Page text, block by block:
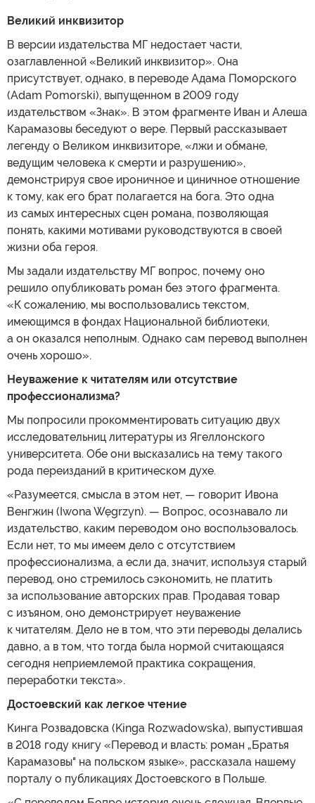
Великий инквизитор
В версии издательства МГ недостает части,
озаглавленной «Великий инквизитор». Она
присутствует, однако, в переводе Адама Поморского
(Adam Pomorski), выпущенном в 2009 году
издательством «Знак». В этом фрагменте Иван и Алеша
Карамазовы беседуют о вере. Первый рассказывает
легенду о Великом инквизиторе, «лжи и обмане,
ведущим человека к смерти и разрушению»,
демонстрируя свое ироничное и циничное отношение
к тому, как его брат полагается на бога. Это одна
из самых интересных сцен романа, позволяющая
понять, какими мотивами руководствуются в своей
жизни оба героя.
Мы задали издательству МГ вопрос, почему оно
решило опубликовать роман без этого фрагмента.
«К сожалению, мы воспользовались текстом,
имеющимся в фондах Национальной библиотеки,
а он оказался неполным. Однако сам перевод выполнен
очень хорошо».
Неуважение к читателям или отсутствие
профессионализма?
Мы попросили прокомментировать ситуацию двух
исследовательниц литературы из Ягеллонского
университета. Обе они высказались на тему такого
рода переизданий в критическом духе.
«Разумеется, смысла в этом нет, — говорит Ивона
Венгжин (Iwona Węgrzyn). — Вопрос, осознавало ли
издательство, каким переводом оно воспользовалось.
Если нет, то мы имеем дело с отсутствием
профессионализма, а если да, значит, используя старый
перевод, оно стремилось сэкономить, не платить
за использование авторских прав. Продавая товар
с изъяном, оно демонстрирует неуважение
к читателям. Дело не в том, что эти переводы делались
давно, а в том, что тогда была нормой считающаяся
сегодня неприемлемой практика сокращения,
переработки текста».
Достоевский как легкое чтение
Кинга Розвадовска (Kinga Rozwadowska), выпустившая
в 2018 году книгу «Перевод и власть: роман „Братья
Карамазовы" на польском языке», рассказала нашему
порталу о публикациях Достоевского в Польше.